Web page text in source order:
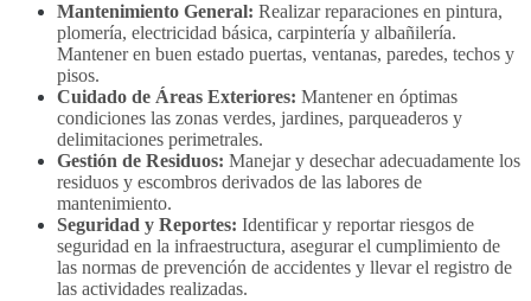
Mantenimiento General: Realizar reparaciones en pintura,
plomería, electricidad básica, carpintería y albañilería.
Mantener en buen estado puertas, ventanas, paredes, techos y
pisos.
Cuidado de Áreas Exteriores: Mantener en óptimas
condiciones las zonas verdes, jardines, parqueaderos y
delimitaciones perimetrales.
Gestión de Residuos: Manejar y desechar adecuadamente los
residuos y escombros derivados de las labores de
mantenimiento.
Seguridad y Reportes: Identificar y reportar riesgos de
seguridad en la infraestructura, asegurar el cumplimiento de
las normas de prevención de accidentes y llevar el registro de
las actividades realizadas.